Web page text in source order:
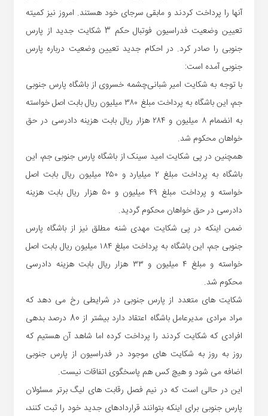
آنها را پرداخت کردند و مابقی سرجای خود هستند. امروز نیز کمیته
تعیین وضعیت فدراسیون فوتبال حکم 3 شکایت جدید از پارس
جنوبی را صادر کرد. در احکام جدید تعیین وضعیت درباره پارس
جنوبی آمده است:
با توجه به شکایت امیر شبانی‌چشمه خسروی از باشگاه پارس جنوبی
جم، این باشگاه به پرداخت مبلغ ۳۸۰ میلیون ریال بابت اصل خواسته
به انضمام ۸ میلیون و ۲۸۴ هزار ریال بابت هزینه دادرسی در حق
خواهان محکوم شد.
همچنین در پی شکایت امید سینک از باشگاه پارس جنوبی جم، این
باشگاه به پرداخت مبلغ ۲ میلیارد و ۲۵۰ میلیون ریال بابت اصل
خواسته و پرداخت مبلغ ۴۹ میلیون و ۵۰ هزار ریال بابت هزینه
دادرسی در حق خواهان محکوم گردید.
ضمن اینکه در پی شکایت مهدی شنه مطلق نیز از باشگاه پارس
جنوبی جم، این باشگاه به پرداخت مبلغ ۱۸۴ میلیون ریال بابت اصل
خواسته و مبلغ ۴ میلیون و ۳۳ هزار ریال بابت هزینه دادرسی
محکوم شد.
شکایت های متعدد از پارس جنوبی در شرایطی رخ می دهد که
مراد مرادی مدیرعامل باشگاه اعتقاد دارد بیشتر از 80 درصد بدهی
افرادی که شکایت کردند را پرداخت کرده اما شاهد آن هستیم که
روز به روز به شکایت های موجود در فدراسیون از پارس جنوبی
اضافه می شود و هیچ کس هم پاسخگوی اتفاقات نیست.
این در حالی است که در نیم فصل رقابت های لیگ برتر مسئولان
پارس جنوبی برای اینکه بتوانند قراردادهای جدید خود را ثبت کنند،